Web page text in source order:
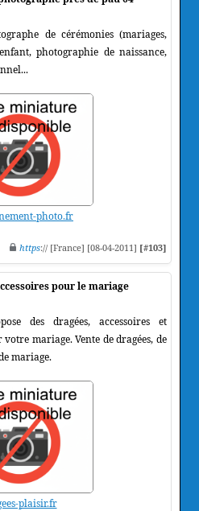
de cérémonies (mariages,
photographie de naissance,
photo.fr
https:// [France] [08-04-2011] [#103]
pour le mariage
des dragées, accessoires et
mariage. Vente de dragées, de
mariage.
plaisir.fr